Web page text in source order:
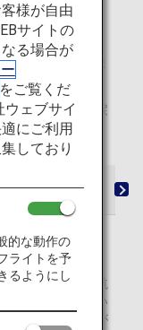
いてご案内しま
人様に限り払い戻
の払い戻し 機
イトの遅延・欠航
をさせていただい
ていただく場合が
様が自由
サイトの
る場合が
ご覧くだ
ェブサイ
にご利用
しており
的な動作の
ライトを予
るようにし